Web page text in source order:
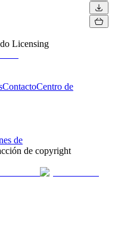
Licensing
ContactoCentro de
de
de copyright